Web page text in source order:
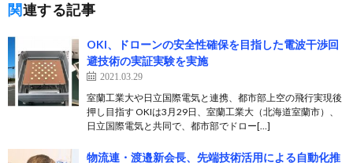
関連する記事
OKI、ドローンの安全性確保を目指した電波干渉回
避技術の実証実験を実施
2021.03.29
室蘭工業大や日立国際電気と連携、都市部上空の飛行実現後
押し目指す OKIは3月29日、室蘭工業大（北海道室蘭市）、
日立国際電気と共同で、都市部でドロー[…]
物流連・渡邉新会長、先端技術活用による自動化推